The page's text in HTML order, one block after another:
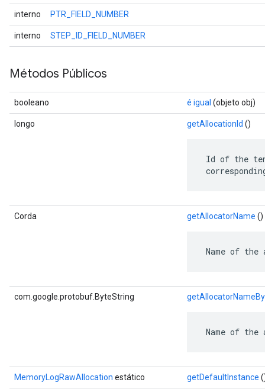
interno PTR_FIELD_NUMBER
interno STEP_ID_FIELD_NUMBER
Métodos Públicos
booleano é igual (objeto obj)
longo getAllocationId ()
Id of the
Corda getAllocatorName ()
Name of
com.google.protobuf.ByteString
Name of
MemoryLogRawAllocation estático getDefaultInstance